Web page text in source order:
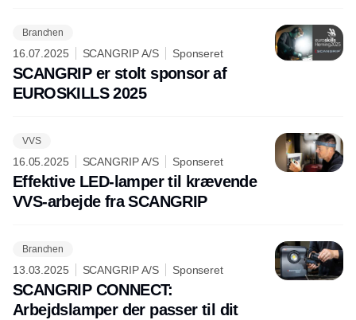
Branchen
16.07.2025 SCANGRIP A/S Sponseret
SCANGRIP er stolt sponsor af
EUROSKILLS 2025
VVS
16.05.2025 SCANGRIP A/S Sponseret
Effektive LED-lamper til krævende
VVS-arbejde fra SCANGRIP
Branchen
13.03.2025 SCANGRIP A/S Sponseret
SCANGRIP CONNECT:
Arbejdslamper der passer til dit